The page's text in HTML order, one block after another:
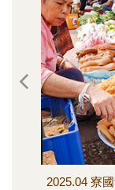
2025.04 寮